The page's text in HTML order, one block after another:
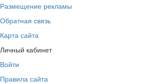
Размещение рекламы
Обратная связь
Карта сайта
Личный кабинет
Войти
Правила сайта